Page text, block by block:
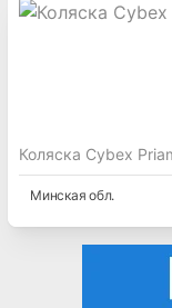
Коляска Cybex
Минская обл.